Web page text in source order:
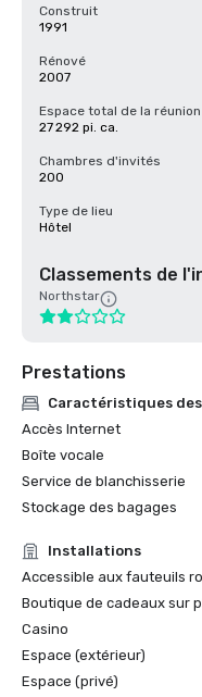
Construit
1991
Rénové
2007
Espace total de la réunion
27 292 pi. ca.
Chambres d'invités
200
Type de lieu
Hôtel
Classements de
Northstar
Prestations
Caractéristiques
Accès Internet
Boîte vocale
Service de blanchisserie
Stockage des bagages
Installations
Accessible aux fauteuils
Boutique de cadeaux sur
Casino
Espace (extérieur)
Espace (privé)